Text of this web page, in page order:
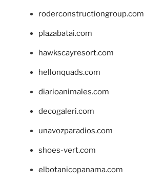
roderconstructiongroup.com
plazabatai.com
hawkscayresort.com
hellonquads.com
diarioanimales.com
decogaleri.com
unavozparadios.com
shoes-vert.com
elbotanicopanama.com